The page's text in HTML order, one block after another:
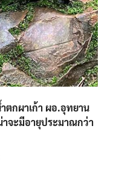
ตกผาเก้า ผอ.อุทยาน
จะมีอายุประมาณกว่า